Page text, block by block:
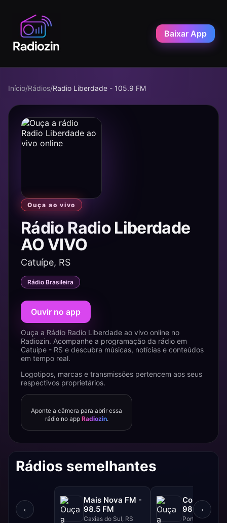
Baixar App
Início/Rádios/Radio Liberdade - 105.9 FM
Ouça ao vivo
Rádio Radio Liberdade
AO VIVO
Catuípe, RS
Rádio Brasileira
Ouvir no app
Ouça a Rádio Radio Liberdade ao vivo online no
Radiozin. Acompanhe a programação da rádio em
Catuípe - RS e descubra músicas, notícias e conteúdos
em tempo real.
Logotipos, marcas e transmissões pertencem aos seus
respectivos proprietários.
Aponte a câmera para abrir essa
rádio no app Radiozin.
Rádios semelhantes
‹
Mais Nova FM -
98.5 FM
Caxias do Sul, RS
98.3 FM
Porto Alegre,
›